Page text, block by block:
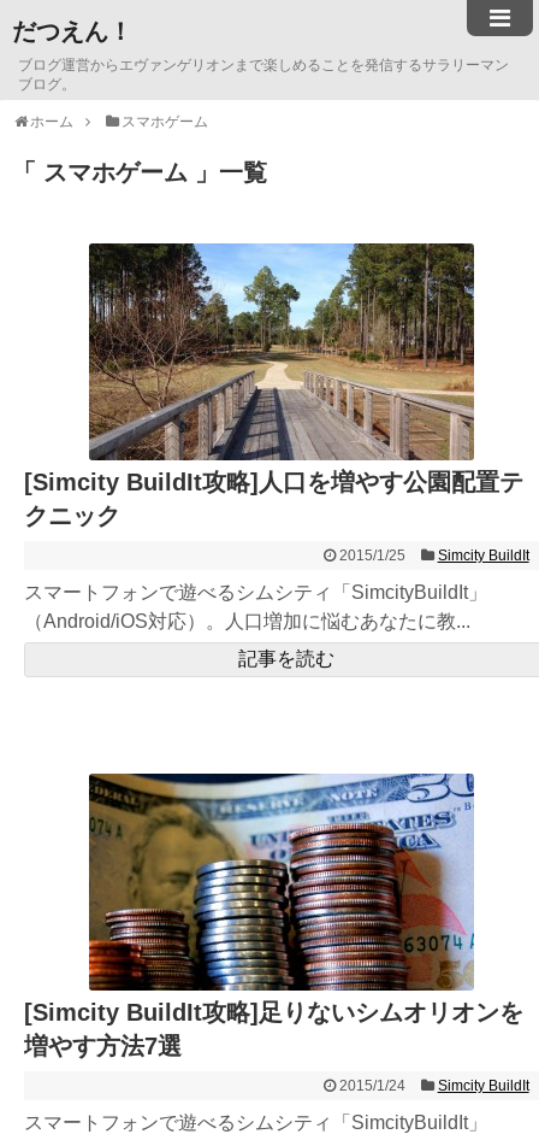
だつえん！
ブログ運営からエヴァンゲリオンまで楽しめることを発信するサラリーマン
ブログ。
ホーム スマホゲーム
スマホゲーム 一覧
[Simcity BuildIt攻略]人口を増やす公園配置テ
クニック
2015/1/25 Simcity BuildIt
スマートフォンで遊べるシムシティ「SimcityBuildIt」
（Android/iOS対応）。人口増加に悩むあなたに教...
記事を読む
[Simcity BuildIt攻略]足りないシムオリオンを
増やす方法7選
2015/1/24 Simcity BuildIt
スマートフォンで遊べるシムシティ「SimcityBuildIt」